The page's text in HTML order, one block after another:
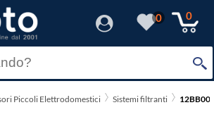
0 0
Piccoli Elettrodomestici Sistemi filtranti